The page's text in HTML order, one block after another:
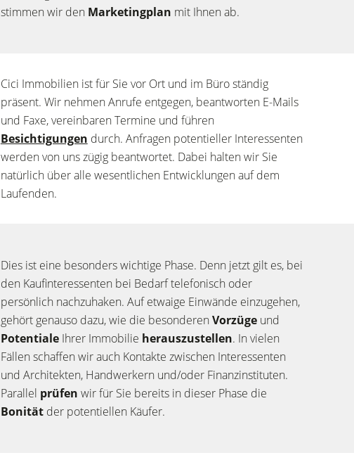
stimmen wir den Marketingplan mit Ihnen ab.
Cici Immobilien ist für Sie vor Ort und im Büro ständig
präsent. Wir nehmen Anrufe entgegen, beantworten E-Mails
und Faxe, vereinbaren Termine und führen
Besichtigungen durch. Anfragen potentieller Interessenten
werden von uns zügig beantwortet. Dabei halten wir Sie
natürlich über alle wesentlichen Entwicklungen auf dem
Laufenden.
Dies ist eine besonders wichtige Phase. Denn jetzt gilt es, bei
den Kaufinteressenten bei Bedarf telefonisch oder
persönlich nachzuhaken. Auf etwaige Einwände einzugehen,
gehört genauso dazu, wie die besonderenVorzüge und
Potentiale Ihrer Immobilie herauszustellen. In vielen
Fällen schaffen wir auch Kontakte zwischen Interessenten
und Architekten, Handwerkern und/oder Finanzinstituten.
Parallel prüfen wir für Sie bereits in dieser Phase die
Bonität der potentiellen Käufer.